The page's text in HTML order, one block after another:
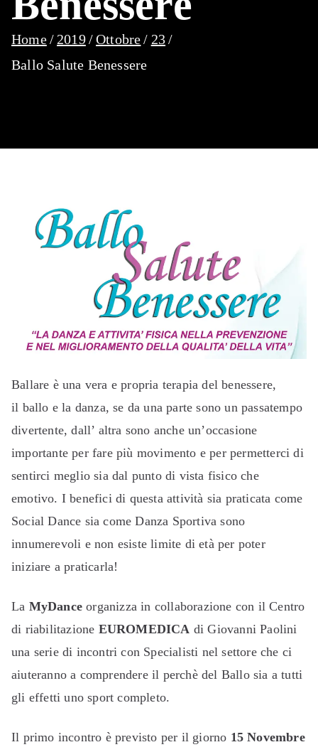
Home 2019 Ottobre
23
Ballo Salute Benessere
Ballare è una vera e propria terapia del benessere,
il ballo e la danza, se da una parte sono un passatempo
divertente, dall’ altra sono anche un’occasione
importante per fare più movimento e per permetterci di
sentirci meglio sia dal punto di vista fisico che
emotivo. I benefici di questa attività sia praticata come
Social Dance sia come Danza Sportiva sono
innumerevoli e non esiste limite di età per poter
iniziare a praticarla!
La MyDance organizza in collaborazione con il Centro
di riabilitazione EUROMEDICA di Giovanni Paolini
una serie di incontri con Specialisti nel settore che ci
aiuteranno a comprendere il perchè del Ballo sia a tutti
gli effetti uno sport completo.
Il primo incontro è previsto per il giorno 15 Novembre